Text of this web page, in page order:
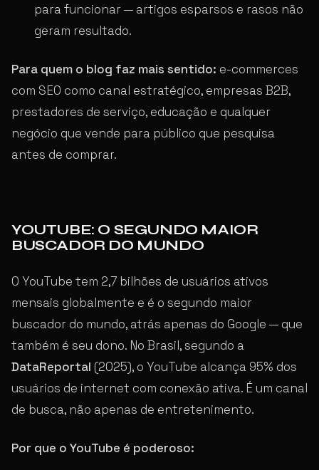
para funcionar — artigos esparsos e rasos não
geram resultado.
Para quem o blog faz mais sentido: e-commerces
com SEO como canal estratégico, empresas B2B,
prestadores de serviço, educação e qualquer
negócio que vende para público que pesquisa
antes de comprar.
YOUTUBE: O SEGUNDO MAIOR
BUSCADOR DO MUNDO
O YouTube tem 2,7 bilhões de usuários ativos
mensais globalmente e é o segundo maior
buscador do mundo, atrás apenas do Google — que
também é seu dono. No Brasil, segundo a
DataReportal (2025), o YouTube alcança 95% dos
usuários de internet com conexão ativa. É um canal
de busca, não apenas de entretenimento.
Por que o YouTube é poderoso: